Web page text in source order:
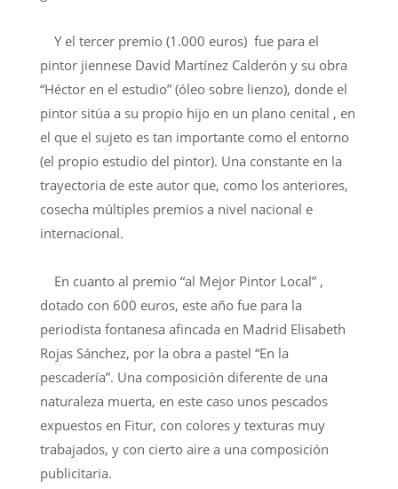
Y el tercer premio (1.000 euros) fue para el
pintor jiennese David Martínez Calderón y su obra
“Héctor en el estudio” (óleo sobre lienzo), donde el
pintor sitúa a su propio hijo en un plano cenital , en
el que el sujeto es tan importante como el entorno
(el propio estudio del pintor). Una constante en la
trayectoria de este autor que, como los anteriores,
cosecha múltiples premios a nivel nacional e
internacional.
En cuanto al premio “al Mejor Pintor Local” ,
dotado con 600 euros, este año fue para la
periodista fontanesa afincada en Madrid Elisabeth
Rojas Sánchez, por la obra a pastel “En la
pescadería”. Una composición diferente de una
naturaleza muerta, en este caso unos pescados
expuestos en Fitur, con colores y texturas muy
trabajados, y con cierto aire a una composición
publicitaria.